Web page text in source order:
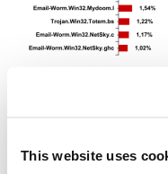
This website uses
Top 10 programas
correo en febrero fueron